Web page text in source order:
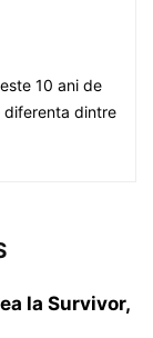
10 ani de
diferenta dintre
la Survivor,